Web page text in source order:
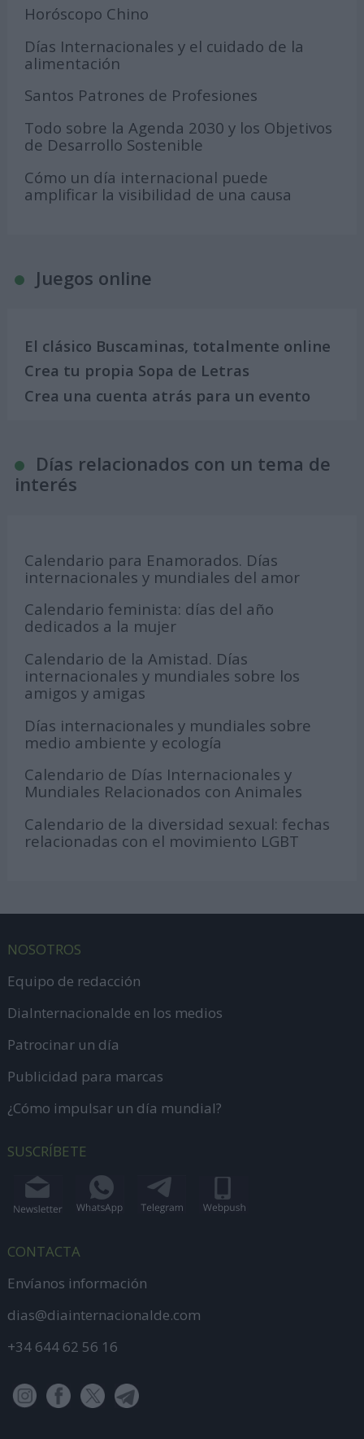
Horóscopo Chino
Días Internacionales y el cuidado de la
alimentación
Santos Patrones de Profesiones
Todo sobre la Agenda 2030 y los Objetivos
de Desarrollo Sostenible
Cómo un día internacional puede
amplificar la visibilidad de una causa
Juegos online
El clásico Buscaminas, totalmente online
Crea tu propia Sopa de Letras
Crea una cuenta atrás para un evento
Días relacionados con un tema de
interés
Calendario para Enamorados. Días
internacionales y mundiales del amor
Calendario feminista: días del año
dedicados a la mujer
Calendario de la Amistad. Días
internacionales y mundiales sobre los
amigos y amigas
Días internacionales y mundiales sobre
medio ambiente y ecología
Calendario de Días Internacionales y
Mundiales Relacionados con Animales
Calendario de la diversidad sexual: fechas
relacionadas con el movimiento LGBT
NOSOTROS
Equipo de redacción
DiaInternacionalde en los medios
Patrocinar un día
Publicidad para marcas
¿Cómo impulsar un día mundial?
SUSCRÍBETE
CONTACTA
Envíanos información
dias@diainternacionalde.com
+34 644 62 56 16